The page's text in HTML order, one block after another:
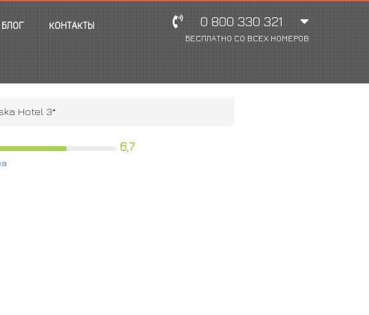
БЛОГ КОНТАКТЫ 0 800 330 321
БЕСПЛАТНО СО ВСЕХ НОМЕРОВ
Hotel 3*
6,7